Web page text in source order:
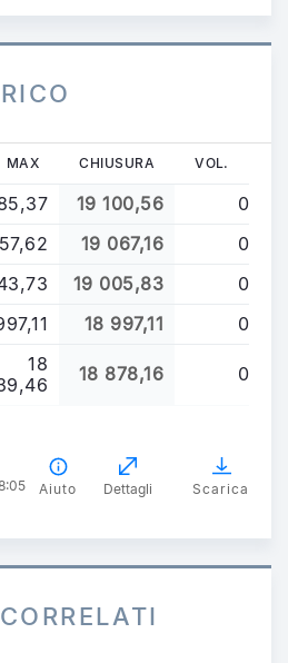
MAX CHIUSURA VOL.
19 100,56
0
19 067,16
0
19 005,83
0
18 997,11 0
18
18 878,16 0
Aiuto Dettagli Scarica